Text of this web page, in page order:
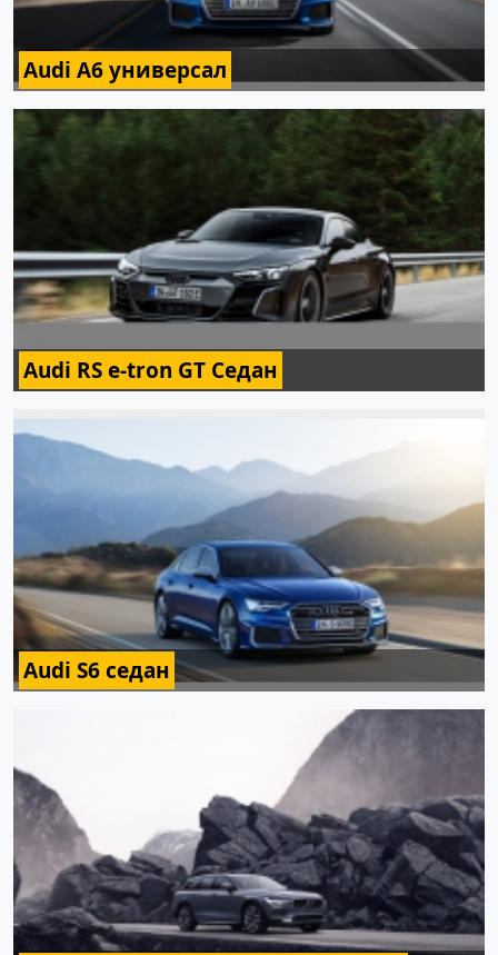
Audi A6 универсал
Audi RS e-tron GT Седан
Audi S6 седан